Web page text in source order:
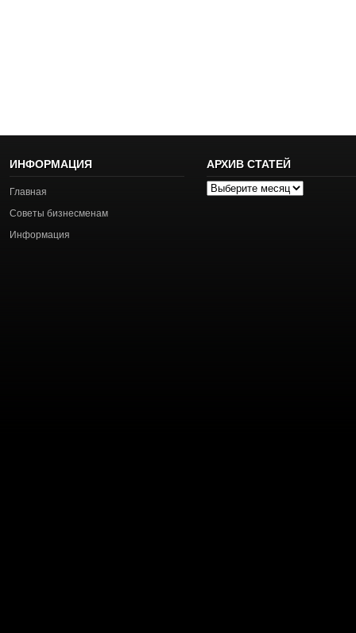
ИНФОРМАЦИЯ
Главная
Советы бизнесменам
Информация
АРХИВ СТАТЕЙ
Архив